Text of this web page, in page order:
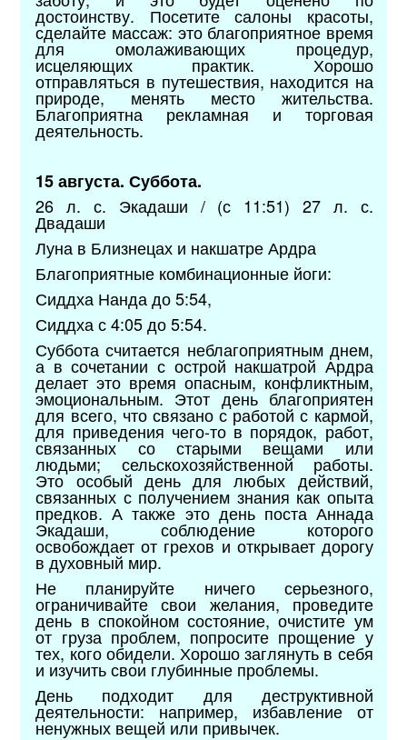
достоинству. Посетите салоны красоты,
сделайте массаж: это благоприятное время
для омолаживающих процедур,
исцеляющих практик. Хорошо
отправляться в путешествия, находится на
природе, менять место жительства.
Благоприятна рекламная и торговая
деятельность.
15 августа. Суббота.
26 л. с. Экадаши / (с 11:51) 27 л. с.
Двадаши
Луна в Близнецах и накшатре Ардра
Благоприятные комбинационные йоги:
Сиддха Нанда до 5:54,
Сиддха с 4:05 до 5:54.
Суббота считается неблагоприятным днем,
а в сочетании с острой накшатрой Ардра
делает это время опасным, конфликтным,
эмоциональным. Этот день благоприятен
для всего, что связано с работой с кармой,
для приведения чего-то в порядок, работ,
связанных со старыми вещами или
людьми; сельскохозяйственной работы.
Это особый день для любых действий,
связанных с получением знания как опыта
предков. А также это день поста Аннада
Экадаши, соблюдение которого
освобождает от грехов и открывает дорогу
в духовный мир.
Не планируйте ничего серьезного,
ограничивайте свои желания, проведите
день в спокойном состояние, очистите ум
от груза проблем, попросите прощение у
тех, кого обидели. Хорошо заглянуть в себя
и изучить свои глубинные проблемы.
День подходит для деструктивной
деятельности: например, избавление от
ненужных вещей или привычек.